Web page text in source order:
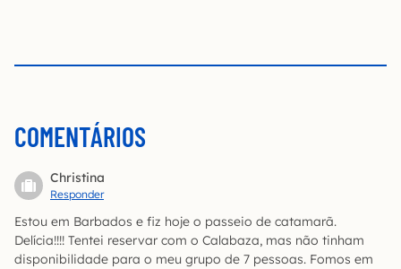
COMENTÁRIOS
Christina
Responder
Estou em Barbados e fiz hoje o passeio de catamarã.
Delícia!!!! Tentei reservar com o Calabaza, mas não tinham
disponibilidade para o meu grupo de 7 pessoas. Fomos em